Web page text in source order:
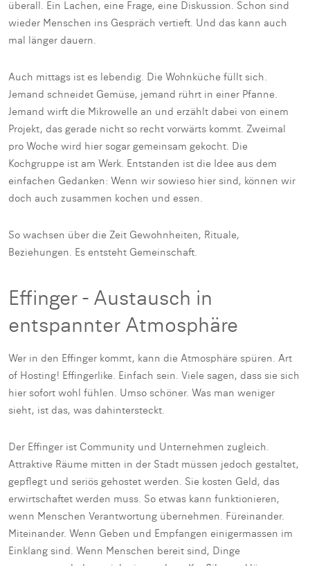
überall. Ein Lachen, eine Frage, eine Diskussion. Schon sind
wieder Menschen ins Gespräch vertieft. Und das kann auch
mal länger dauern.
Auch mittags ist es lebendig. Die Wohnküche füllt sich.
Jemand schneidet Gemüse, jemand rührt in einer Pfanne.
Jemand wirft die Mikrowelle an und erzählt dabei von einem
Projekt, das gerade nicht so recht vorwärts kommt. Zweimal
pro Woche wird hier sogar gemeinsam gekocht. Die
Kochgruppe ist am Werk. Entstanden ist die Idee aus dem
einfachen Gedanken: Wenn wir sowieso hier sind, können wir
doch auch zusammen kochen und essen.
So wachsen über die Zeit Gewohnheiten, Rituale,
Beziehungen. Es entsteht Gemeinschaft.
Effinger - Austausch in
entspannter Atmosphäre
Wer in den Effinger kommt, kann die Atmosphäre spüren. Art
of Hosting! Effingerlike. Einfach sein. Viele sagen, dass sie sich
hier sofort wohl fühlen. Umso schöner. Was man weniger
sieht, ist das, was dahintersteckt.
Der Effinger ist Community und Unternehmen zugleich.
Attraktive Räume mitten in der Stadt müssen jedoch gestaltet,
gepflegt und seriös gehostet werden. Sie kosten Geld, das
erwirtschaftet werden muss. So etwas kann funktionieren,
wenn Menschen Verantwortung übernehmen. Füreinander.
Miteinander. Wenn Geben und Empfangen einigermassen im
Einklang sind. Wenn Menschen bereit sind, Dinge